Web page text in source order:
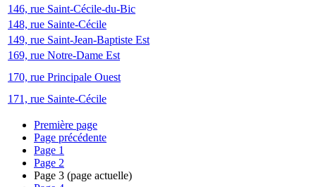
146, rue Saint-Cécile-du-Bic
148, rue Sainte-Cécile
149, rue Saint-Jean-Baptiste Est
169, rue Notre-Dame Est
170, rue Principale Ouest
171, rue Sainte-Cécile
Première page
Page précédente
Page 1
Page 2
Page 3 (page actuelle)